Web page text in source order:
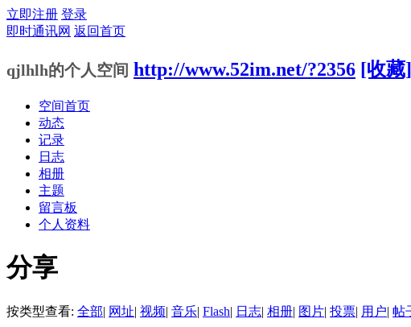
立即注册 登录
即时通讯网 返回首页
qjlhlh的个人空间 http://www.52im.net/?2356 [收藏]
空间首页
动态
记录
日志
相册
主题
留言板
个人资料
分享
按类型查看: 全部| 网址| 视频| 音乐| Flash| 日志| 相册| 图片| 投票| 用户| 帖